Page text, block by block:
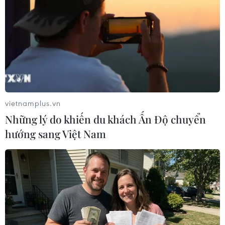
Ông Kim Sang-sik trăn trở
gì về hàng phòng ngự
trước bán kết ASEAN Cup?
08/08/2026 00:13
ASEAN Cup 2026: Truyền
thông châu Á ca ngợi chiến
thắng của tuyển Việt Nam
07/08/2026 22:58
HLV Kim Sang-sik: 'Tôi
mong Đình Bắc vươn xa
hơn tầm Đông Nam Á'
07/08/2026 16:54
ASEAN Cup 2026: Tuyển
Việt Nam thẳng tiến vào
bán kết với thành tích
nhất bảng
07/08/2026 15:58
vietnamplus.vn
Những lý do khiến du khách Ấn Độ chuyển
hướng sang Việt Nam